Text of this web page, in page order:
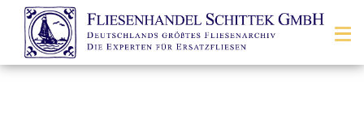
Zum Inhalt springen